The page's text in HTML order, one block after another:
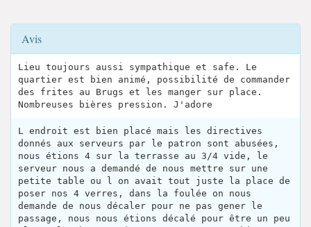
Avis
Lieu toujours aussi sympathique et safe. Le
quartier est bien animé, possibilité de commander
des frites au Brugs et les manger sur place.
Nombreuses bières pression. J'adore
L endroit est bien placé mais les directives
donnés aux serveurs par le patron sont abusées,
nous étions 4 sur la terrasse au 3/4 vide, le
serveur nous a demandé de nous mettre sur une
petite table ou l on avait tout juste la place de
poser nos 4 verres, dans la foulée on nous
demande de nous décaler pour ne pas gener le
passage, nous nous étions décalé pour être un peu